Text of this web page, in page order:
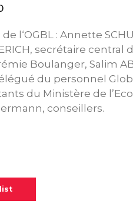
l‘OGBL : Annette
secrétaire central
Boulanger, Salim
du personnel
du Ministère de
conseillers.